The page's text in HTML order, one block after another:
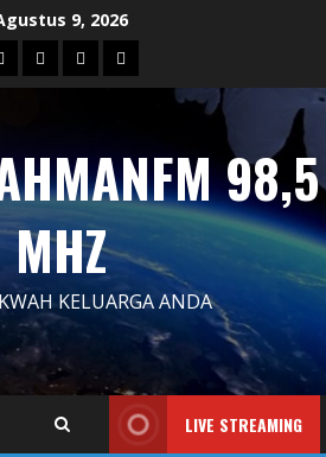
9, 2026
Contact
Us
Dengarkan
Siaran
Iklan
98,5
MHZ
KELUARGA ANDA
LIVE STREAMING